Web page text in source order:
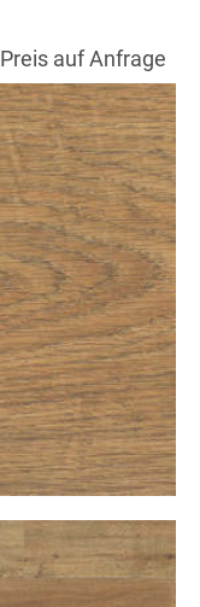
Preis auf Anfrage